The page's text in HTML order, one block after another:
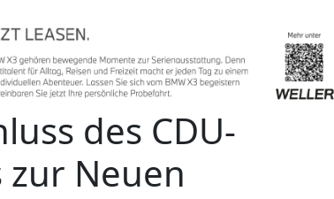
des CDU-
Neuen